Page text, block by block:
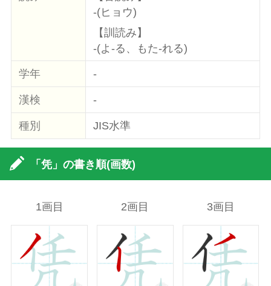
-(ヒョウ)
【訓読み】
-(よ-る、もた-れる)
学年 -
漢検 -
種別 JIS水準
「凭」の書き順(画数)
1画目 2画目 3画目